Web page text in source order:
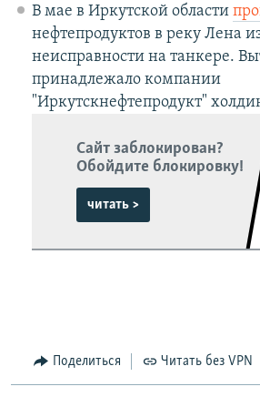
В мае в Иркутской области
нефтепродуктов в реку Лена
неисправности на танкере.
принадлежало компании
"Иркутскнефтепродукт"
Сайт заблокирован?
Обойдите блокировку!
читать >
Поделиться Читать без VPN